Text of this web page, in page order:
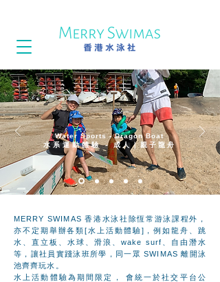
Water Sports - Dragon Boat
水系運動體驗-​ 成人｜親子龍舟
MERRY SWIMAS 香港水泳社除恆常游泳課程外，
亦不定期舉辦各類[水上活動體驗]，例如龍舟、跳
水、直立板、水球、滑浪、wake surf、自由潛水
等，讓社員實踐泳班所學，同一眾 SWIMAS 離開泳
池齊齊玩水。
水上活動體驗為期間限定， 會統一於社交平台公